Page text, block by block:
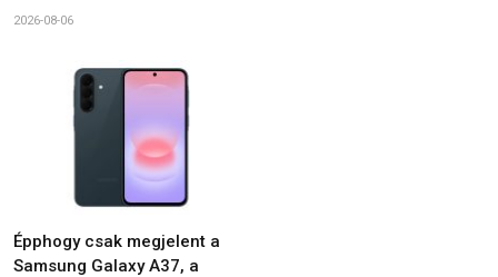
2026-08-06
Épphogy csak megjelent a
Samsung Galaxy A37, a